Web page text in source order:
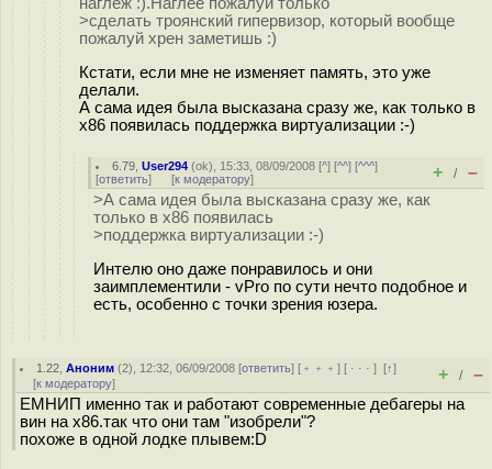
>сделать троянский гипервизор, который вообще
пожалуй хрен заметишь :)
Кстати, если мне не изменяет память, это уже
делали.
А сама идея была высказана сразу же, как только в
х86 появилась поддержка виртуализации :-)
6.79 ,User294 (ok), 15:33, 08/09/2008 [^] [^^] [^^^]
[ответить] [к модератору] + / –
>А сама идея была высказана сразу же, как
только в х86 появилась
>поддержка виртуализации :-)
Интелю оно даже понравилось и они
заимплементили - vPro по сути нечто подобное и
есть, особенно с точки зрения юзера.
1.22 ,Аноним (2), 12:32, 06/09/2008 [ответить] [ ﹢﹢﹢] [ · · ·][↑]
[к модератору] + / –
ЕМНИП именно так и работают современные дебагеры на
вин на x86.так что они там "изобрели"?
похоже в одной лодке плывем:D